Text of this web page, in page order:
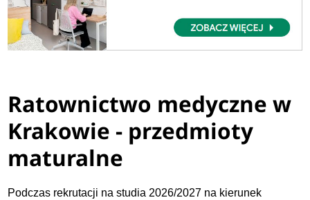
Ratownictwo medyczne w
Krakowie - przedmioty
maturalne
Podczas rekrutacji na studia 2026/2027 na kierunek